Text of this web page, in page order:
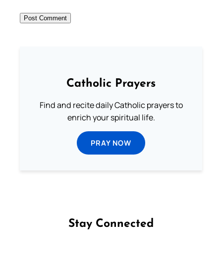
Catholic Prayers
Find and recite daily Catholic prayers to
enrich your spiritual life.
PRAY NOW
Stay Connected